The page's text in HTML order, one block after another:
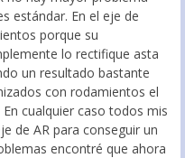
estándar. En el eje de
porque su
lo rectifique asta
un resultado bastante
con rodamientos el
cualquier caso todos mis
de AR para conseguir un
encontré que ahora